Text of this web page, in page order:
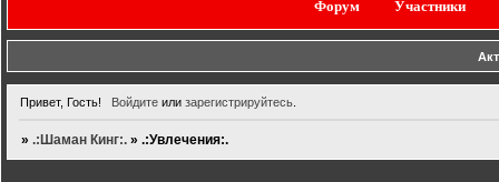
Форум Участники
Привет, Гость! Войдитеили зарегистрируйтесь.
».:Шаман Кинг:. ».:Увлечения:.